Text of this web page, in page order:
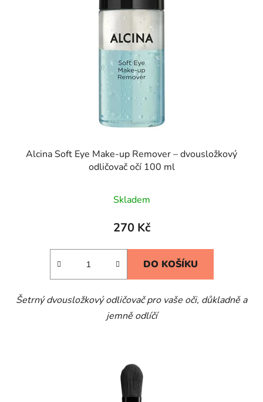
Alcina Soft Eye Make-up Remover – dvousložkový
odličovač očí 100 ml
Skladem
270 Kč
DO KOŠÍKU
Šetrný dvousložkový odličovač pro vaše oči, důkladně a
jemně odlíčí